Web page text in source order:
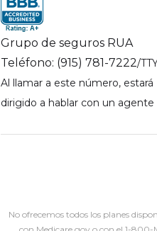
Grupo de seguros RUA
Teléfono: (915) 781-7222/
Al llamar a este número, estará
dirigido a hablar con un
No ofrecemos todos los planes